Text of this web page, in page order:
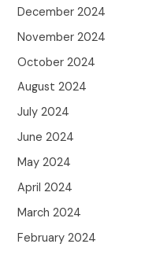
December 2024
November 2024
October 2024
August 2024
July 2024
June 2024
May 2024
April 2024
March 2024
February 2024